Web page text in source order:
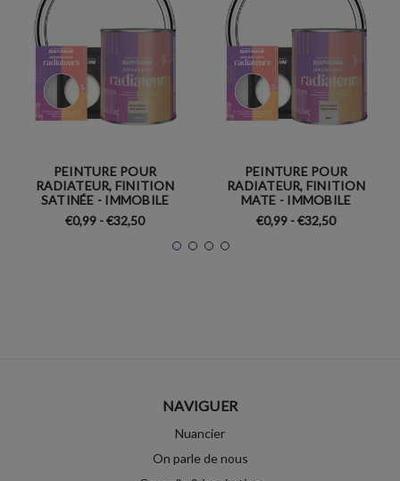
PEINTURE POUR
RADIATEUR, FINITION
SATINÉE - IMMOBILE
€0,99 - €32,50
PEINTURE POUR
RADIATEUR, FINITION
MATE - IMMOBILE
€0,99 - €32,50
NAVIGUER
Nuancier
On parle de nous